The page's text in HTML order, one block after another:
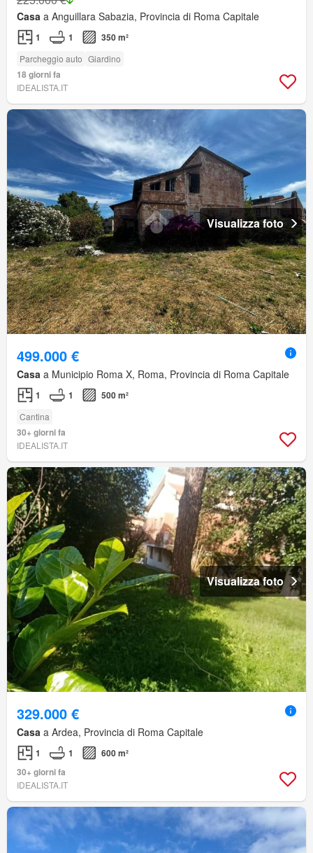
Casa a Anguillara Sabazia, Provincia di Roma Capitale
1 1 350 m²
Parcheggio auto Giardino
18 giorni fa
IDEALISTA.IT
Visualizza foto
499.000 €
Casa a Municipio Roma X, Roma, Provincia di Roma Capitale
1 1 500 m²
Cantina
30+ giorni fa
IDEALISTA.IT
Visualizza foto
329.000 €
Casa a Ardea, Provincia di Roma Capitale
1 1
600 m²
30+ giorni fa
IDEALISTA.IT